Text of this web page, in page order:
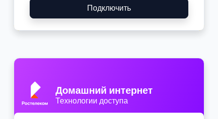
Подключить
Домашний интернет
Технологии доступа